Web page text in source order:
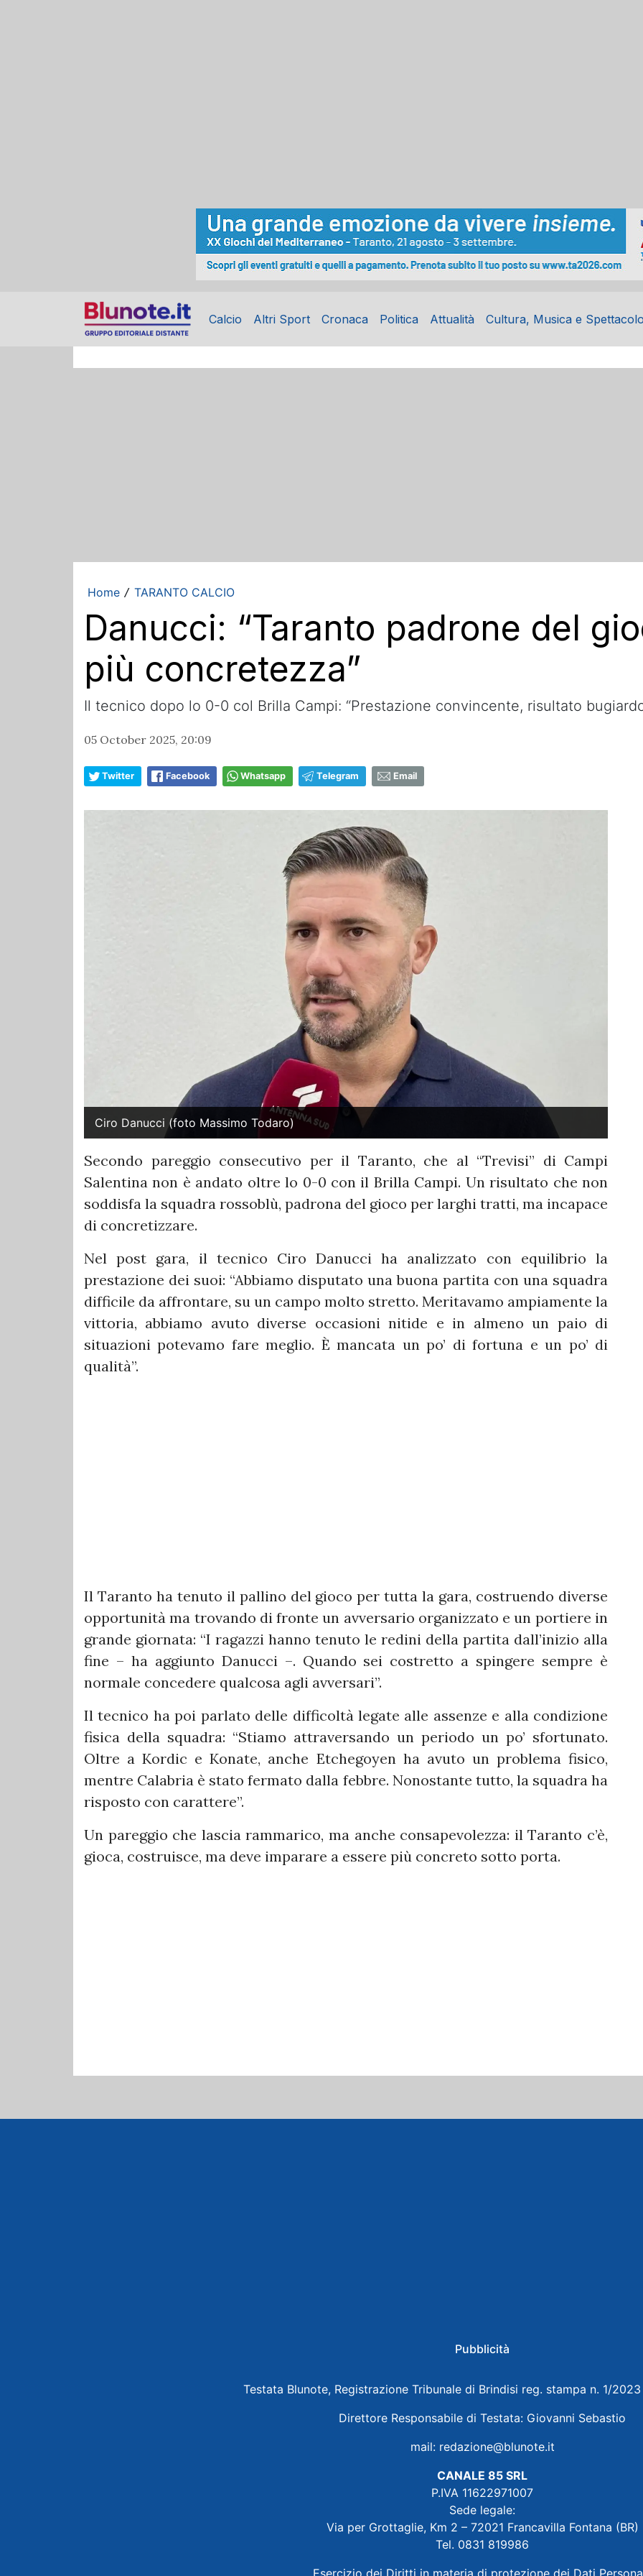
Calcio Altri Sport Cronaca Politica Attualità Cultura, Musica e
Home / TARANTO CALCIO
Danucci: “Taranto padrone del
più concretezza”
Il tecnico dopo lo 0-0 col Brilla Campi: “Prestazione convincente, risultato
05 October 2025, 20:09
Twitter Facebook Whatsapp Telegram Email
Ciro Danucci (foto Massimo Todaro)
Secondo pareggio consecutivo per il Taranto, che al “Trevisi” di Campi
Salentina non è andato oltre lo 0-0 con il Brilla Campi. Un risultato che non
soddisfa la squadra rossoblù, padrona del gioco per larghi tratti, ma incapace
di concretizzare.
Nel post gara, il tecnico Ciro Danucci ha analizzato con equilibrio la
prestazione dei suoi: “Abbiamo disputato una buona partita con una squadra
difficile da affrontare, su un campo molto stretto. Meritavamo ampiamente la
vittoria, abbiamo avuto diverse occasioni nitide e in almeno un paio di
situazioni potevamo fare meglio. È mancata un po’ di fortuna e un po’ di
qualità”.
Il Taranto ha tenuto il pallino del gioco per tutta la gara, costruendo diverse
opportunità ma trovando di fronte un avversario organizzato e un portiere in
grande giornata: “I ragazzi hanno tenuto le redini della partita dall’inizio alla
fine – ha aggiunto Danucci –. Quando sei costretto a spingere sempre è
normale concedere qualcosa agli avversari”.
Il tecnico ha poi parlato delle difficoltà legate alle assenze e alla condizione
fisica della squadra: “Stiamo attraversando un periodo un po’ sfortunato.
Oltre a Kordic e Konate, anche Etchegoyen ha avuto un problema fisico,
mentre Calabria è stato fermato dalla febbre. Nonostante tutto, la squadra ha
risposto con carattere”.
Un pareggio che lascia rammarico, ma anche consapevolezza: il Taranto c’è,
gioca, costruisce, ma deve imparare a essere più concreto sotto porta.
Pubblicità
Testata Blunote, Registrazione Tribunale di Brindisi reg. stampa n. 1/
Direttore Responsabile di Testata: Giovanni Sebastio
mail: redazione@blunote.it
CANALE 85 SRL
P.IVA 11622971007
Sede legale:
Via per Grottaglie, Km 2 – 72021 Francavilla Fontana (BR)
Tel. 0831 819986
Esercizio dei Diritti in materia di protezione dei Dati